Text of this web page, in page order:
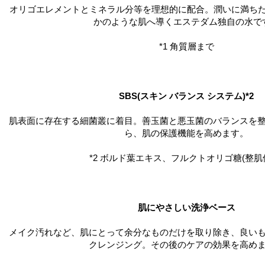
オリゴエレメントとミネラル分等を理想的に配合。潤いに満ち
かのような肌へ導くエステダム独自の水で
*1 角質層まで
SBS(スキン バランス システム)*2
肌表面に存在する細菌叢に着目。善玉菌と悪玉菌のバランスを
ら、肌の保護機能を高めます。
*2 ボルド葉エキス、フルクトオリゴ糖(整肌
肌にやさしい洗浄ベース
メイク汚れなど、肌にとって余分なものだけを取り除き、良い
クレンジング。その後のケアの効果を高め